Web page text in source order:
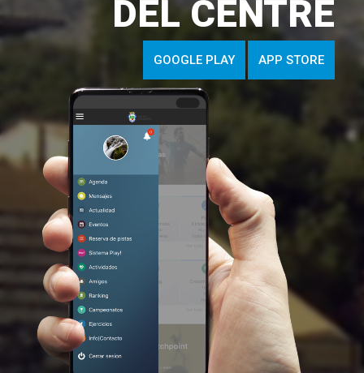
DEL CENTRE
GOOGLE PLAY APP STORE